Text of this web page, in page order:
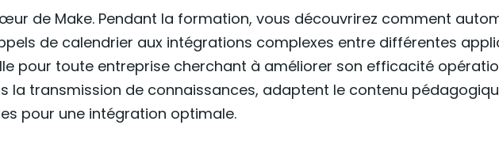
de Make. Pendant la formation, vous découvrirez comment
de calendrier aux intégrations complexes entre différentes
pour toute entreprise cherchant à améliorer son efficacité
la transmission de connaissances, adaptent le contenu
pour une intégration optimale.